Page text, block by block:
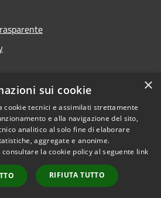
Copyright © 2026 • Comune di
Santo Stefano del Sole •
Powered byMunicipium
Accesso redazione
×
sui cookie
cookie tecnici e assimilati strettamente
e alla navigazione del sito,
analitico al solo fine di elaborare
aggregate e anonime.
la cookie policy al seguente link
RIFIUTA TUTTO